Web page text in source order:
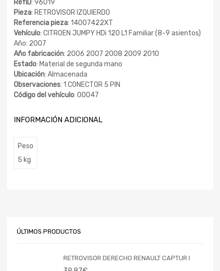
RefID: 96019
Pieza: RETROVISOR IZQUIERDO
Referencia pieza: 14007422XT
Vehículo: CITROEN JUMPY HDi 120 L1 Familiar (8-9 asientos)
Año: 2007
Año fabricación: 2006 2007 2008 2009 2010
Estado: Material de segunda mano
Ubicación: Almacenada
Observaciones: 1 CONECTOR 5 PIN
Código del vehículo: 00047
INFORMACIÓN ADICIONAL
Peso
5 kg
ÚLTIMOS PRODUCTOS
RETROVISOR DERECHO RENAULT CAPTUR I